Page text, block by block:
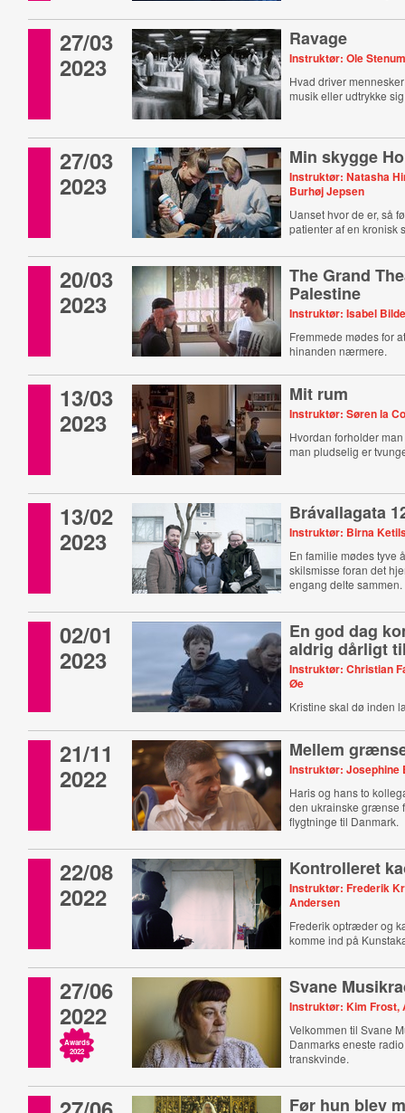
27/03
2023
Ravage
Instruktør: Ole
Hvad driver
musik eller udtrykke
27/03
2023
Min skygge
Instruktør: Natasha
Burhøj Jepsen
Uanset hvor de er, så
patienter af en kronisk
20/03
2023
The Grand
Palestine
Instruktør: Isabel
Fremmede mødes for
hinanden nærmere.
13/03
2023
Mit rum
Instruktør: Søren la
Hvordan forholder
man pludselig er
13/02
2023
Brávallagata
Instruktør: Birna
En familie mødes tyve
skilsmisse foran det
engang delte sammen.
02/01
2023
En god dag
aldrig dårligt
Instruktør: Christian
Øe
Kristine skal dø inden
21/11
2022
Mellem
Instruktør: Josephine
Haris og hans to
den ukrainske grænse
flygtninge til Danmark.
22/08
2022
Kontrolleret
Instruktør: Frederik
Andersen
Frederik optræder og
komme ind på
27/06
2022
Awards
2022
Svane
Instruktør: Kim Frost,
Velkommen til Svane
Danmarks eneste
transkvinde.
Før hun blev